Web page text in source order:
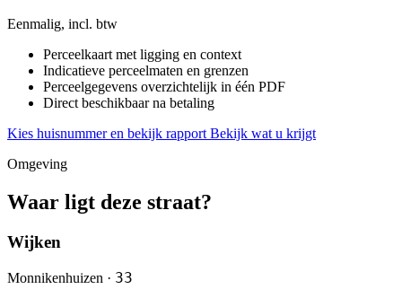
Eenmalig, incl. btw
Perceelkaart met ligging en context
Indicatieve perceelmaten en grenzen
Perceelgegevens overzichtelijk in één PDF
Direct beschikbaar na betaling
Kies huisnummer en bekijk rapport Bekijk wat u krijgt
Omgeving
Waar ligt deze straat?
Wijken
Monnikenhuizen · 33